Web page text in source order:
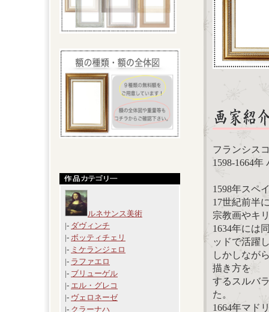
ルネサンス美術
|- ダヴィンチ
|- ボッティチェリ
|- ミケランジェロ
|- ラファエロ
|- ブリューゲル
|- エル・グレコ
|- ヴェロネーゼ
|- クラーナハ
フランシス
1598-1664
1598年スペ
17世紀前半
宗教画やキ
1634年には
ッドで活躍
しかしなが
描き方を
するスルバ
た。
1664年マド